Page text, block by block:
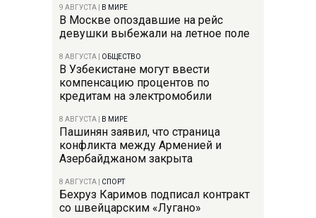
9 АВГУСТА В МИРЕ
В Москве опоздавшие на рейс
девушки выбежали на летное поле
8 АВГУСТА ОБЩЕСТВО
В Узбекистане могут ввести
компенсацию процентов по
кредитам на электромобили
8 АВГУСТА В МИРЕ
Пашинян заявил, что страница
конфликта между Арменией и
Азербайджаном закрыта
8 АВГУСТА СПОРТ
Бехруз Каримов подписал контракт
со швейцарским «Лугано»